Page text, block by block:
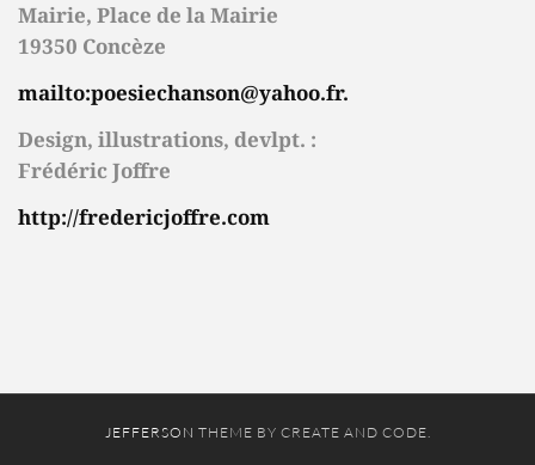
Mairie, Place de la Mairie
19350 Concèze
mailto:poesiechanson@yahoo.fr.
Design, illustrations, devlpt. :
Frédéric Joffre
http://fredericjoffre.com
JEFFERSON THEME BY CREATE AND CODE.